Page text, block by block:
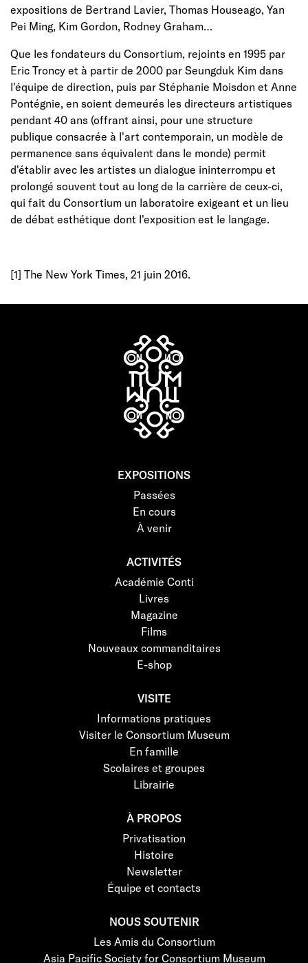
expositions de Bertrand Lavier, Thomas Houseago, Yan
Pei Ming, Kim Gordon, Rodney Graham…
Que les fondateurs du Consortium, rejoints en 1995 par
Eric Troncy et à partir de 2000 par Seungduk Kim dans
l'équipe de direction, puis par Stéphanie Moisdon et Anne
Pontégnie, en soient demeurés les directeurs artistiques
pendant 40 ans (offrant ainsi, pour une structure
publique consacrée à l'art contemporain, un modèle de
permanence sans équivalent dans le monde) permit
d'établir avec les artistes un dialogue ininterrompu et
prolongé souvent tout au long de la carrière de ceux-ci,
qui fait du Consortium un laboratoire exigeant et un lieu
de débat esthétique dont l'exposition est le langage.
[1] The New York Times, 21 juin 2016.
EXPOSITIONS
Passées
En cours
À venir
ACTIVITÉS
Académie Conti
Livres
Magazine
Films
Nouveaux commanditaires
E-shop
VISITE
Informations pratiques
Visiter le Consortium Museum
En famille
Scolaires et groupes
Librairie
À PROPOS
Privatisation
Histoire
Newsletter
Équipe et contacts
NOUS SOUTENIR
Les Amis du Consortium
Asia Pacific Society for Consortium Museum